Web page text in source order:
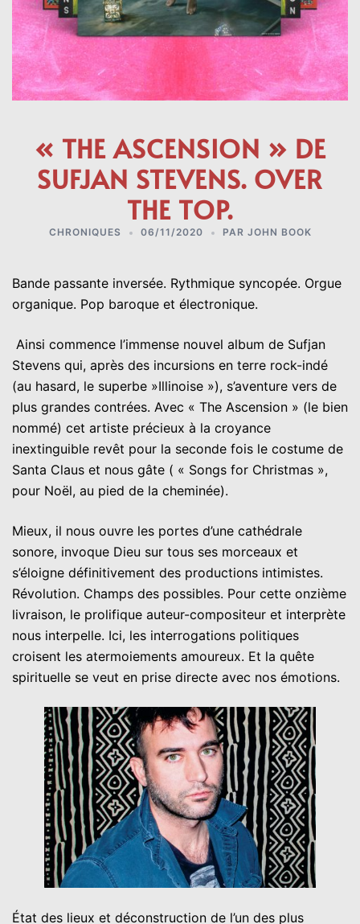
« THE ASCENSION » DE
SUFJAN STEVENS. OVER
THE TOP.
CHRONIQUES 06/11/2020 PAR JOHN BOOK
Bande passante inversée. Rythmique syncopée. Orgue
organique. Pop baroque et électronique.
Ainsi commence l’immense nouvel album de Sufjan
Stevens qui, après des incursions en terre rock-indé
(au hasard, le superbe »Illinoise »), s’aventure vers de
plus grandes contrées. Avec « The Ascension » (le bien
nommé) cet artiste précieux à la croyance
inextinguible revêt pour la seconde fois le costume de
Santa Claus et nous gâte ( « Songs for Christmas »,
pour Noël, au pied de la cheminée).
Mieux, il nous ouvre les portes d’une cathédrale
sonore, invoque Dieu sur tous ses morceaux et
s’éloigne définitivement des productions intimistes.
Révolution. Champs des possibles. Pour cette onzième
livraison, le prolifique auteur-compositeur et interprète
nous interpelle. Ici, les interrogations politiques
croisent les atermoiements amoureux. Et la quête
spirituelle se veut en prise directe avec nos émotions.
État des lieux et déconstruction de l’un des plus